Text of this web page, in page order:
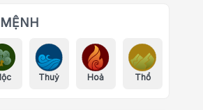
Thuỷ Hoả Thổ